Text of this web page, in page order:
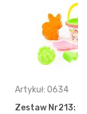
Artykuł: 0634
Zestaw Nr213: